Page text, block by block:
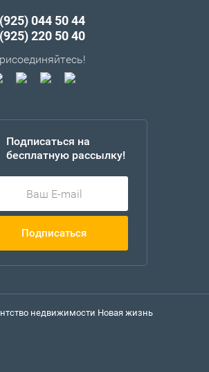
044 50 44
220 50 40
Подписаться на
бесплатную рассылку!
Подписаться
недвижимости Новая жизнь